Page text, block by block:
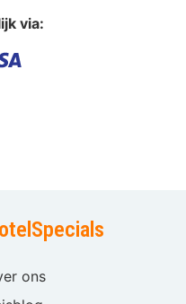
via:
ons